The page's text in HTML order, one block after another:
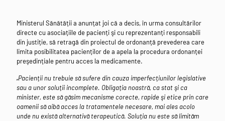
Ministerul Sănătăţii a anunţat joi că a decis, în urma consultărilor
directe cu asociaţiile de pacienţi şi cu reprezentanţi responsabili
din justiţie, să retragă din proiectul de ordonanţă prevederea care
limita posibilitatea pacienţilor de a apela la procedura ordonanţei
preşedinţiale pentru acces la medicamente.
„Pacienţii nu trebuie să sufere din cauza imperfecţiunilor legislative
sau a unor soluţii incomplete. Obligaţia noastră, ca stat şi ca
minister, este să găsim mecanisme corecte, rapide şi etice prin care
oamenii să aibă acces la tratamentele necesare, mai ales acolo
unde nu există alternativă terapeutică. Soluţia nu este să limităm